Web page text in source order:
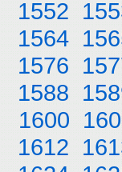
1552
1564
1576
1588
1600
1612